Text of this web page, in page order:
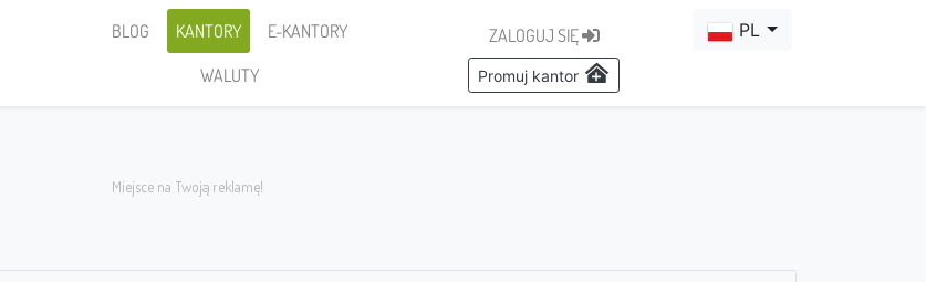
BLOG KANTORY
E-KANTORY
WALUTY
ZALOGUJ SIĘ
Promuj kantor
PL